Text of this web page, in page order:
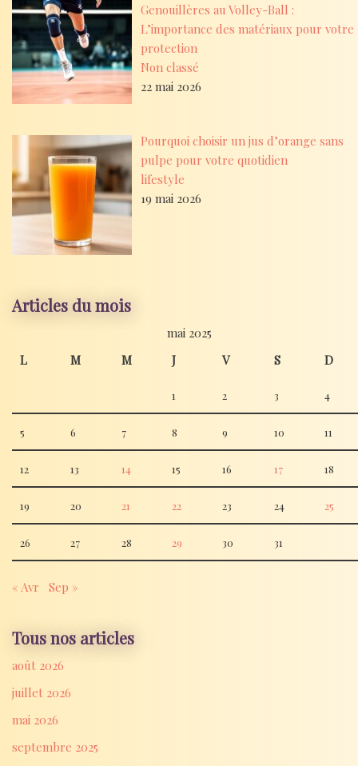
Genouillères au Volley-Ball :
L’importance des matériaux pour votre
protection
Non classé
22 mai 2026
Pourquoi choisir un jus d’orange sans
pulpe pour votre quotidien
lifestyle
19 mai 2026
Articles du mois
mai 2025
L
M M J V S D
1 2 3 4
5 6 7 8 9 10 11
12 13 14 15 16 17 18
19 20 21 22 23 24 25
26 27 28 29 30 31
« Avr Sep »
Tous nos articles
août 2026
juillet 2026
mai 2026
septembre 2025